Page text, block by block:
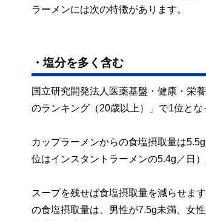
ラーメンには次の特徴があります。
・塩分を多く含む
国立研究開発法人医薬基盤・健康・栄
のランキング（20歳以上）」で1位とな
カップラーメンからの食塩摂取量は
位はインスタントラーメンの5.4g／日
スープを残せば食塩摂取量を減らせま
の食塩摂取量は、男性が7.5g未満、女